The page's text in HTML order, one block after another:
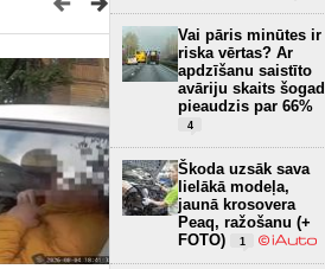
Vai pāris minūtes ir
riska vērtas? Ar
apdzīšanu saistīto
avāriju skaits šogad
pieaudzis par 66%
4
Škoda uzsāk sava
lielākā modeļa,
jaunā krosovera
Peaq, ražošanu (+
FOTO)
1